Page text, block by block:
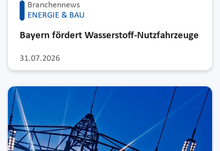
Branchennews
ENERGIE & BAU
31.07.2026
Bayern fördert Wasserstoff-Nutzfahrzeuge